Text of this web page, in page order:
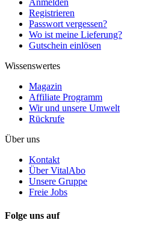
Registrieren
Passwort vergessen?
Wo ist meine Lieferung?
Gutschein einlösen
Wissenswertes
Magazin
Affiliate Programm
Wir und unsere Umwelt
Rückrufe
Über uns
Kontakt
Über VitalAbo
Unsere Gruppe
Freie Jobs
Folge uns auf